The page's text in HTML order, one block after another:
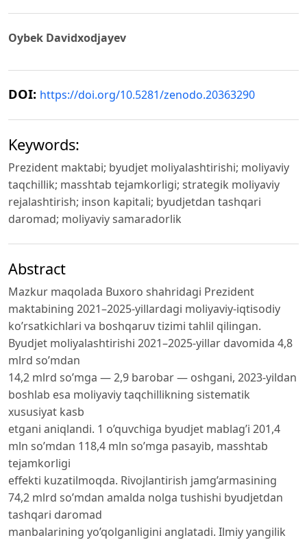
Oybek Davidxodjayev
DOI: https://doi.org/10.5281/zenodo.20363290
Keywords:
Prezident maktabi; byudjet moliyalashtirishi; moliyaviy
taqchillik; masshtab tejamkorligi; strategik moliyaviy
rejalashtirish; inson kapitali; byudjetdan tashqari
daromad; moliyaviy samaradorlik
Abstract
Mazkur maqolada Buxoro shahridagi Prezident
maktabining 2021–2025-yillardagi moliyaviy-iqtisodiy
ko’rsatkichlari va boshqaruv tizimi tahlil qilingan.
Byudjet moliyalashtirishi 2021–2025-yillar davomida 4,8
mlrd so’mdan
14,2 mlrd so’mga — 2,9 barobar — oshgani, 2023-yildan
boshlab esa moliyaviy taqchillikning sistematik
xususiyat kasb
etgani aniqlandi. 1 o’quvchiga byudjet mablag’i 201,4
mln so’mdan 118,4 mln so’mga pasayib, masshtab
tejamkorligi
effekti kuzatilmoqda. Rivojlantirish jamg’armasining
74,2 mlrd so’mdan amalda nolga tushishi byudjetdan
tashqari daromad
manbalarining yo’qolganligini anglatadi. Ilmiy yangilik